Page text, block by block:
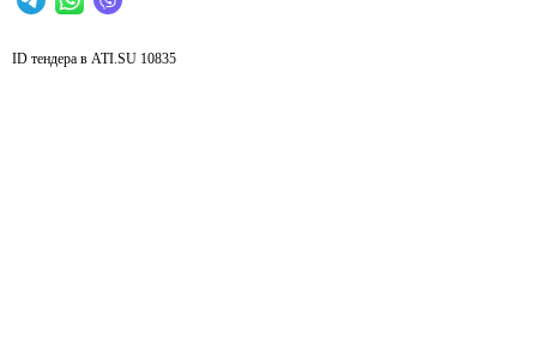
ID тендера в ATI.SU 10835